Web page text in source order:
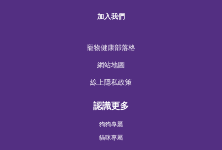
加入我們
寵物健康部落格
網站地圖
線上隱私政策
認識更多
狗狗專屬
貓咪專屬